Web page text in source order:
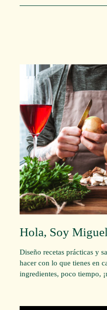
Hola, Soy Miguel
Diseño recetas prácticas y
hacer con lo que tienes en
ingredientes, poco tiempo,